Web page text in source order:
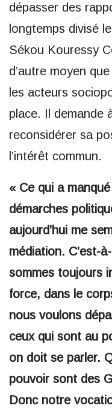
dépasser des
longtemps divisé
Sékou Kouressy
d’autre moyen
les acteurs
place. Il demande
reconsidérer sa
l’intérêt commun.
« Ce qui a
démarches
aujourd’hui me
médiation. C’est-
sommes toujours
force, dans le
nous voulons
ceux qui sont au
on doit se parler.
pouvoir sont des
Donc notre